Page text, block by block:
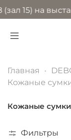
на выставке
Главная
Кожаные
Кожаные
Фильтры